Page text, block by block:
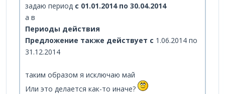
задаю период с 01.01.2014 по 30.04.2014
а в
Периоды действия
Предложение также действует с 1.06.2014 по
31.12.2014
таким образом я исключаю май
Или это делается как-то иначе?